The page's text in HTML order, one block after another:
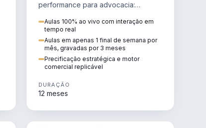
performance para advocacia:
escalável, lucrativo e bem
precificado.
Aulas 100% ao vivo com interação em
tempo real
Aulas em apenas 1 final de semana por
mês, gravadas por 3 meses
Precificação estratégica e motor
comercial replicável
DURAÇÃO
12 meses